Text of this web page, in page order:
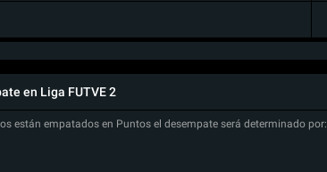
en Liga FUTVE 2
están empatados en Puntos el desempate será determinado por: